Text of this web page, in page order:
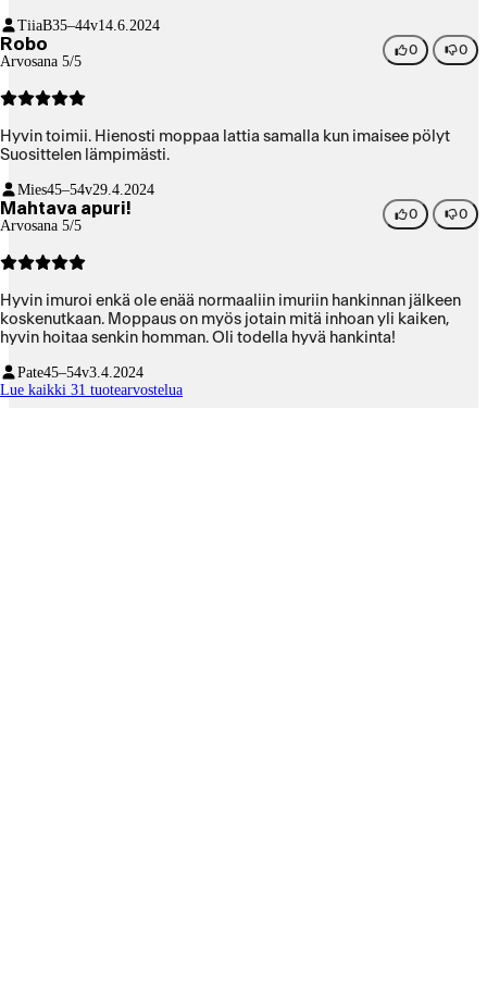
TiiaB35–44v14.6.2024
Robo
Arvosana 5/5
0 0
Hyvin toimii. Hienosti moppaa lattia samalla kun imaisee pölyt
Suosittelen lämpimästi.
Mies45–54v29.4.2024
Mahtava apuri!
Arvosana 5/5
0 0
Hyvin imuroi enkä ole enää normaaliin imuriin hankinnan jälkeen
koskenutkaan. Moppaus on myös jotain mitä inhoan yli kaiken,
hyvin hoitaa senkin homman. Oli todella hyvä hankinta!
Pate45–54v3.4.2024
Lue kaikki 31 tuotearvostelua